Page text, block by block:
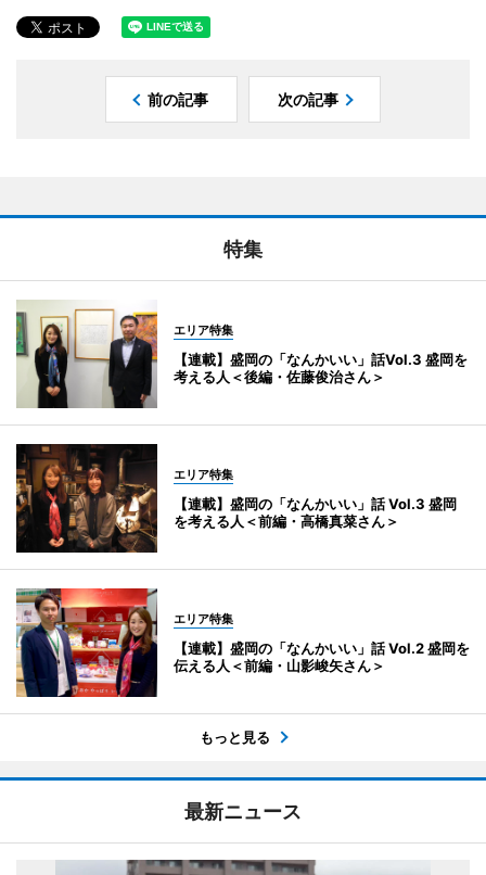
前の記事 次の記事
特集
エリア特集
【連載】盛岡の「なんかいい」話Vol.3 盛岡を
考える人＜後編・佐藤俊治さん＞
エリア特集
【連載】盛岡の「なんかいい」話 Vol.3 盛岡
を考える人＜前編・高橋真菜さん＞
エリア特集
【連載】盛岡の「なんかいい」話 Vol.2 盛岡を
伝える人＜前編・山影峻矢さん＞
もっと見る
最新ニュース